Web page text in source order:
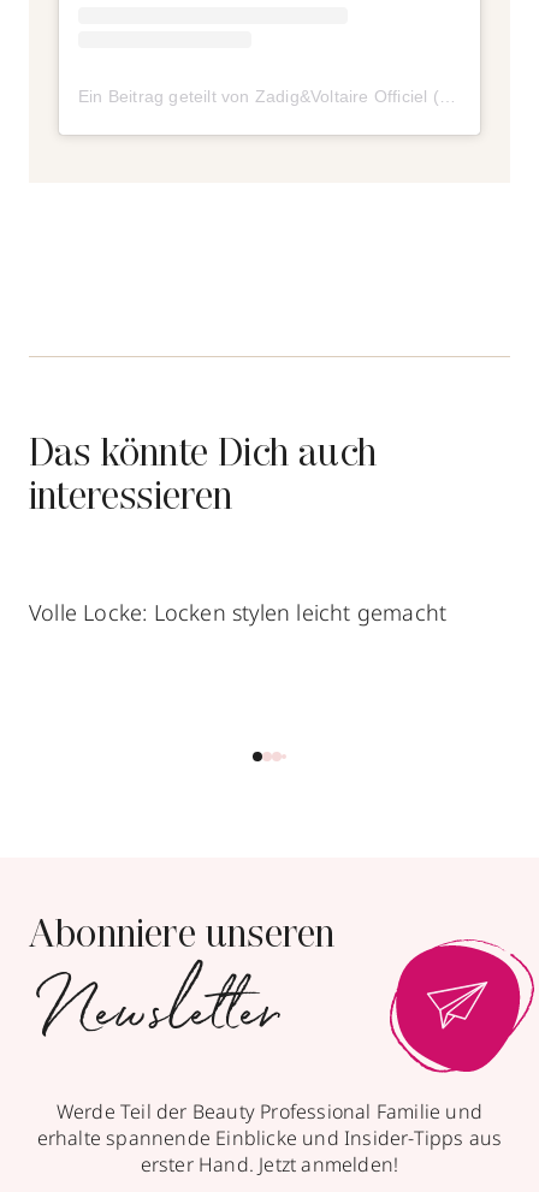
Ein Beitrag geteilt von Zadig&Voltaire Officiel (@zadigetvoltaire)
Das könnte Dich auch
interessieren
Volle Locke: Locken stylen leicht gemacht
Abonniere unseren
Newsletter
Werde Teil der Beauty Professional Familie und
erhalte spannende Einblicke und Insider-Tipps aus
erster Hand. Jetzt anmelden!